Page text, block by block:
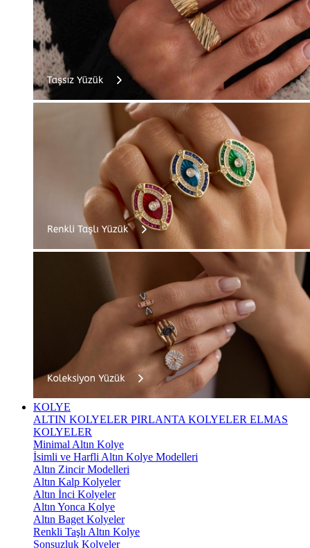
KOLYE
ALTIN KOLYELER PIRLANTA KOLYELER ELMAS
KOLYELER
Minimal Altın Kolye
İsimli ve Harfli Altın Kolye Modelleri
Altın Zincir Modelleri
Altın Kalp Kolyeler
Altın İnci Kolyeler
Altın Yonca Kolye
Altın Baget Kolyeler
Renkli Taşlı Altın Kolye
Sonsuzluk Kolyeler